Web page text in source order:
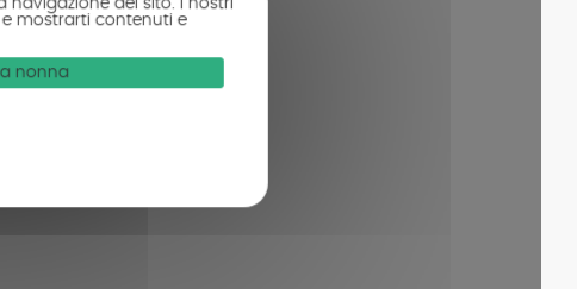
mostrarti contenuti e
nonna